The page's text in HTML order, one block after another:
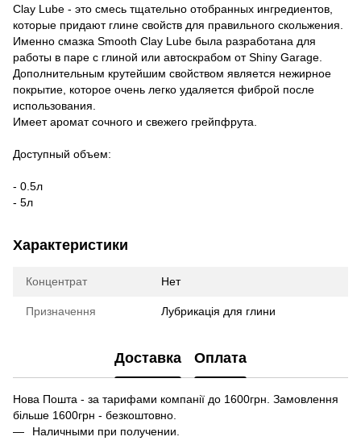
Clay Lube - это смесь тщательно отобранных ингредиентов,
которые придают глине свойств для правильного скольжения.
Именно смазка Smooth Clay Lube была разработана для
работы в паре с глиной или автоскрабом от Shiny Garage.
Дополнительным крутейшим свойством является нежирное
покрытие, которое очень легко удаляется фиброй после
использования.
Имеет аромат сочного и свежего грейпфрута.
Доступный объем:
- 0.5л
- 5л
Характеристики
Концентрат Нет
Призначення Лубрикація для глини
Доставка Оплата
Нова Пошта - за тарифами компанії до 1600грн. Замовлення
більше 1600грн - безкоштовно.
Наличными при получении.